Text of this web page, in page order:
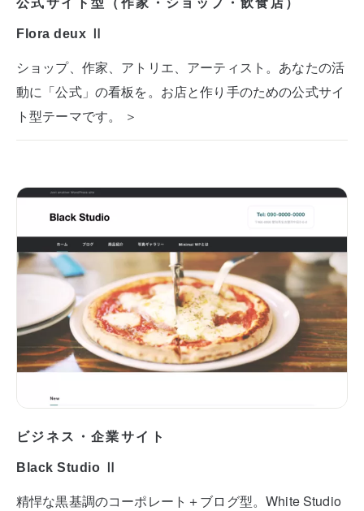
Flora deux Ⅱ
ショップ、作家、アトリエ、アーティスト。あなたの活
動に「公式」の看板を。お店と作り手のための公式サイ
ト型テーマです。 ＞
ビジネス・企業サイト
Black Studio Ⅱ
精悍な黒基調のコーポレート＋ブログ型。White Studio